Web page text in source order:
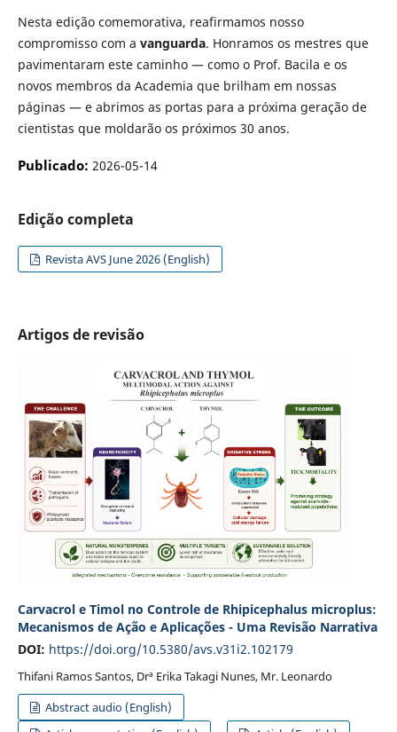
Nesta edição comemorativa, reafirmamos nosso
compromisso com a vanguarda. Honramos os mestres que
pavimentaram este caminho — como o Prof. Bacila e os
novos membros da Academia que brilham em nossas
páginas — e abrimos as portas para a próxima geração de
cientistas que moldarão os próximos 30 anos.
Publicado: 2026-05-14
Edição completa
Revista AVS June 2026 (English)
Artigos de revisão
Carvacrol e Timol no Controle de Rhipicephalus microplus:
Mecanismos de Ação e Aplicações - Uma Revisão Narrativa
DOI: https://doi.org/10.5380/avs.v31i2.102179
Thifani Ramos Santos, Drª Erika Takagi Nunes, Mr. Leonardo
Abstract audio (English)